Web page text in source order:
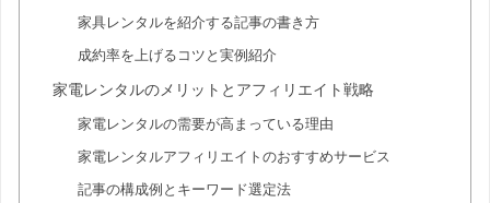
家具レンタルを紹介する記事の書き方
成約率を上げるコツと実例紹介
家電レンタルのメリットとアフィリエイト戦略
家電レンタルの需要が高まっている理由
家電レンタルアフィリエイトのおすすめサービス
記事の構成例とキーワード選定法